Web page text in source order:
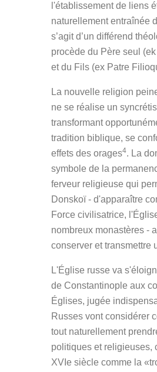
l'établissement de liens
naturellement entraînée
s’agit d’un différend
procède du Père seul
et du Fils (ex Patre
La nouvelle religion
ne se réalise un
transformant
tradition biblique, se
effets des orages4. La
symbole de la
ferveur religieuse qui
Donskoï - d'apparaître
Force civilisatrice,
nombreux monastères -
conserver et transmettre
L'Église russe va
de Constantinople aux
Églises, jugée
Russes vont considérer
tout naturellement
politiques et religieuses,
XVIe siècle comme la